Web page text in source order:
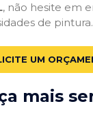
, não hesite em
de pintura.
UM
mais